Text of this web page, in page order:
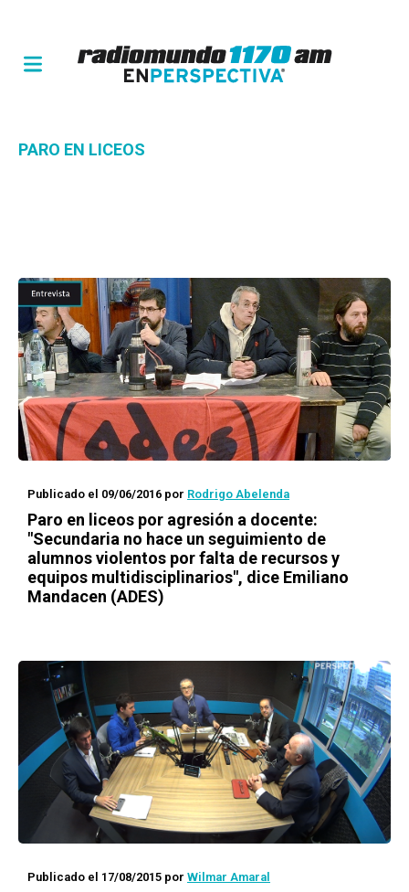
PARO EN LICEOS
Publicado el 09/06/2016 por Rodrigo Abelenda
Paro en liceos por agresión a docente:
"Secundaria no hace un seguimiento de
alumnos violentos por falta de recursos y
equipos multidisciplinarios", dice Emiliano
Mandacen (ADES)
Publicado el 17/08/2015 por Wilmar Amaral